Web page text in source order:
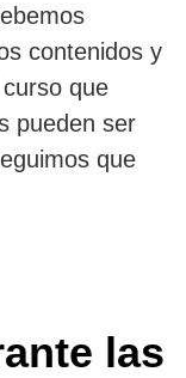
contenidos y
que
pueden ser
que
las